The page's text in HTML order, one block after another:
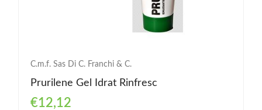
C.m.f. Sas Di C. Franchi & C.
Prurilene Gel Idrat Rinfresc
€12,12